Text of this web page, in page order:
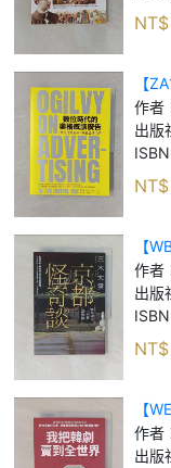
NT$
【
作者
出版
ISBN
NT$
【
愛恨
世界
作者
出版
ISBN
NT$
【
談判
個說
作者
出版